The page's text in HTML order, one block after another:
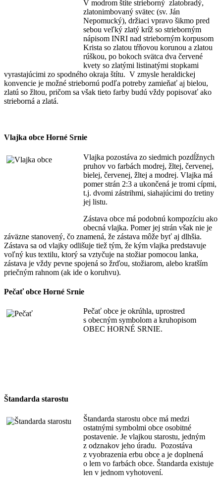
V modrom štíte strieborný zlatobradý,
zlatonimbovaný svätec (sv. Ján
Nepomucký), držiaci vpravo šikmo pred
sebou veľký zlatý kríž so strieborným
nápisom INRI nad strieborným korpusom
Krista so zlatou tŕňovou korunou a zlatou
rúškou, po bokoch svätca dva červené
kvety so zlatými listinatými stopkami
vyrastajúcimi zo spodného okraja štítu. V zmysle heraldickej
konvencie je možné striebornú podľa potreby zamieňať aj bielou,
zlatú so žltou, pričom sa však tieto farby budú vždy popisovať ako
strieborná a zlatá.
Vlajka obce Horné Srnie
Vlajka pozostáva zo siedmich pozdĺžnych
pruhov vo farbách modrej, žltej, červenej,
bielej, červenej, žltej a modrej. Vlajka má
pomer strán 2:3 a ukončená je tromi cípmi,
t.j. dvomi zástrihmi, siahajúcimi do tretiny
jej listu.
Zástava obce má podobnú kompozíciu ako
obecná vlajka. Pomer jej strán však nie je
záväzne stanovený, čo znamená, že zástava môže byť aj dlhšia.
Zástava sa od vlajky odlišuje tiež tým, že kým vlajka predstavuje
voľný kus textilu, ktorý sa vztyčuje na stožiar pomocou lanka,
zástava je vždy pevne spojená so žrďou, stožiarom, alebo kratším
priečným rahnom (ak ide o koruhvu).
Pečať obce Horné Srnie
Pečať obce je okrúhla, uprostred
s obecným symbolom a kruhopisom
OBEC HORNÉ SRNIE.
Štandarda starostu
Štandarda starostu obce má medzi
ostatnými symbolmi obce osobitné
postavenie. Je vlajkou starostu, jedným
z odznakov jeho úradu. Pozostáva
z vyobrazenia erbu obce a je doplnená
o lem vo farbách obce. Štandarda existuje
len v jednom vyhotovení.